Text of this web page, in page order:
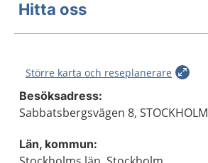
Hitta oss
Större karta och reseplanerare
Besöksadress:
Sabbatsbergsvägen 8, STOCKHOLM
Län, kommun: